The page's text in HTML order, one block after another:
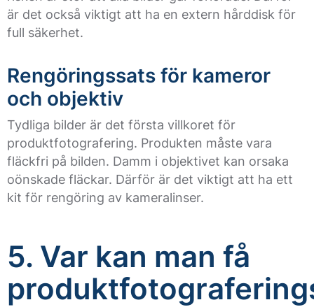
är det också viktigt att ha en extern hårddisk för
full säkerhet.
Rengöringssats för kameror
och objektiv
Tydliga bilder är det första villkoret för
produktfotografering. Produkten måste vara
fläckfri på bilden. Damm i objektivet kan orsaka
oönskade fläckar. Därför är det viktigt att ha ett
kit för rengöring av kameralinser.
5. Var kan man få